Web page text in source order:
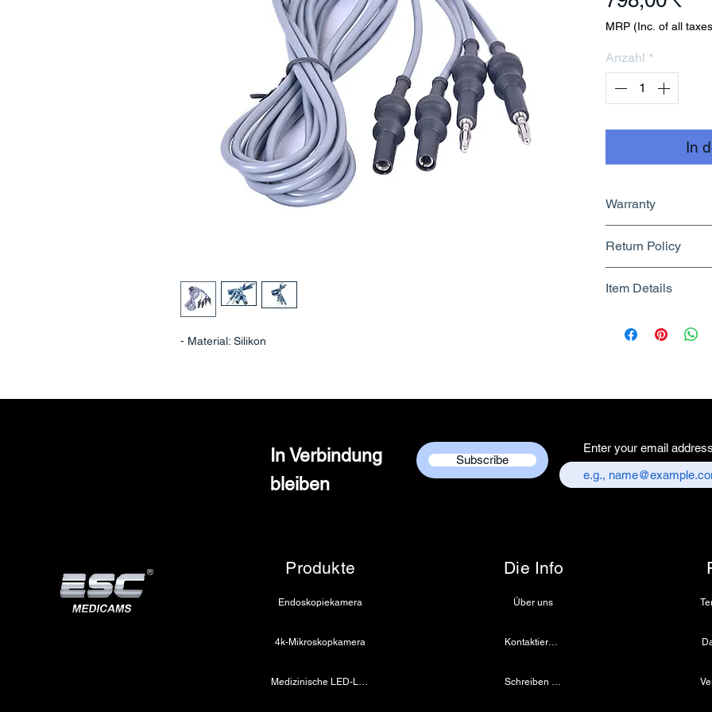
- Material: Silikon
MRP (Inc. of all
Anzahl *
In
Warranty
Return Policy
Know More
Item Details
Manufacturer/
chandni chowk,
Customer care
In Verbindung
bleiben
Subscribe
Enter your email address
Produkte
Endoskopiekamera
4k-Mikroskopkamera
Medizinische LED-Lichtquelle
Die Info
Über uns
Kontaktiere uns
Schreiben Sie uns eine E-Mail